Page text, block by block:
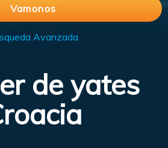
Avanzada
de yates